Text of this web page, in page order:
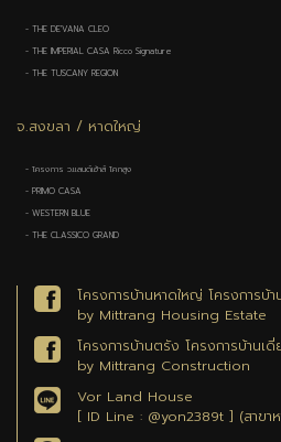
- THE DE'VANA CLEO
- THE IMPERIAL CASA Ricco Signature
- THE TUSCANY REGION
จ.สงขลา / หาดใหญ่
- โครงการ ว.แลนด์เฮ้าส์ โคกสูง
- PRIMO CASA
- WESTERN BLUE
- THE CLASSICO GRAND
โครงการบ้านหาดใหญ่ โครงการบ้
by Mittrang Housing Estate
โครงการบ้านตรัง โครงการบ้านเ
by Mittrang Construction
Vor Land House
[ ID Line : @yon2389t ] (สาขา